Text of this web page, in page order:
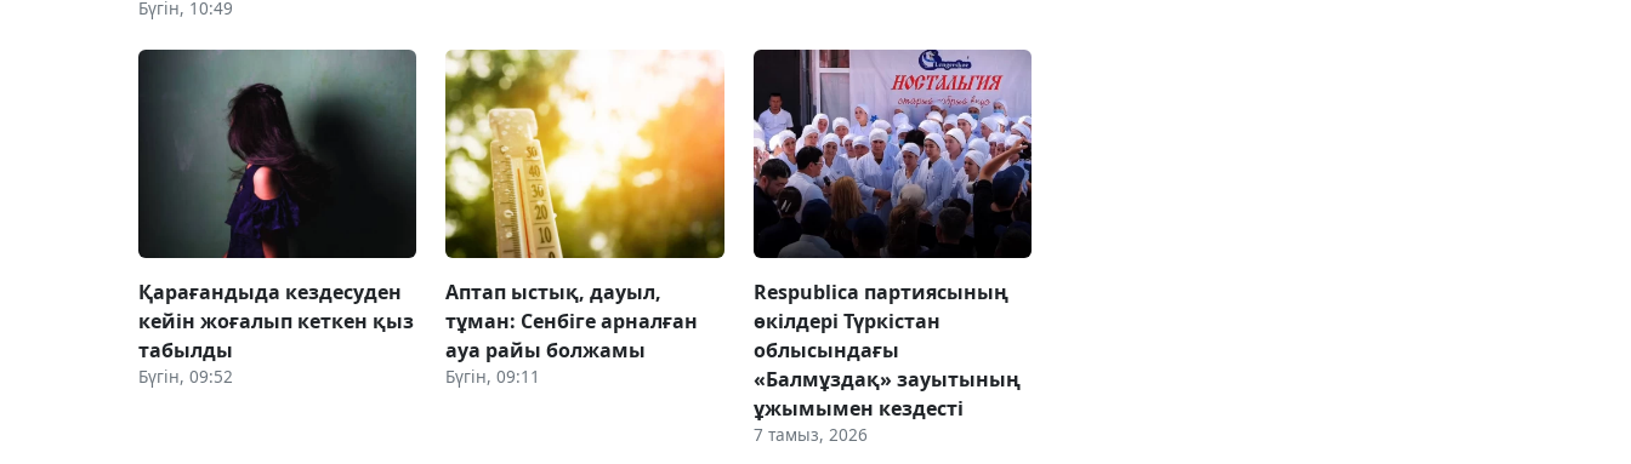
Бүгін, 10:49
Қарағандыда кездесуден
кейін жоғалып кеткен қыз
табылды
Бүгін, 09:52
Аптап ыстық, дауыл,
тұман: Сенбіге арналған
ауа райы болжамы
Бүгін, 09:11
Respublica партиясының
өкілдері Түркістан
облысындағы
«Балмұздақ» зауытының
ұжымымен кездесті
7 тамыз, 2026